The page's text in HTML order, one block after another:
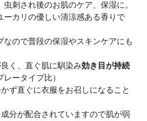
刺され後のお肌のケア、保湿に。
カリの優しい清涼感ある香りで
ので普段の保湿やスキンケアにも
く、直ぐ肌に馴染み効き目が持続
ータイプ比）
ず直ぐに衣服をお召しになること
分が配合されていますので肌が弱